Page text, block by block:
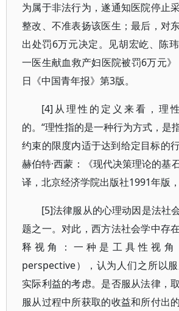
为属于非法行为，遂通知医院停止
整改、不准表扬该医生；最后，对
出处罚6万元决定。见胡宏屹、陈
一医生献血救产妇医院被罚6万元
日《中国青年报》第3版。
[4]从理性的定义来看，理
的。“理性指的是一种行为方式，是
约束的限度内适于达到给定目标的
赫伯特·西蒙：《现代决策理论的基
译，北京经济学院出版社1991年版，
[5]法律服从的心理动因是法社
题之一。对此，西方法社会学中存
释视角：一种是工具性视角
perspective），认为人们之所以
实际利益的考虑。是否服从法律，
服从过程中所获取的收益和所付出